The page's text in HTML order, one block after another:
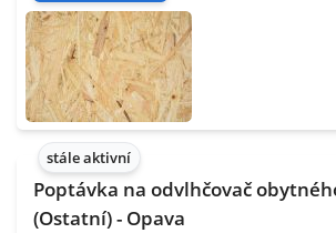
stále aktivní
Poptávka na odvlhčovač
(Ostatní) - Opava